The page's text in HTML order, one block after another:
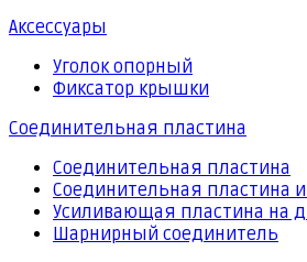
Аксессуары
Уголок опорный
Фиксатор крышки
Соединительная пластина
Соединительная пластина
Соединительная пластина
Усиливающая пластина на
Шарнирный соединитель